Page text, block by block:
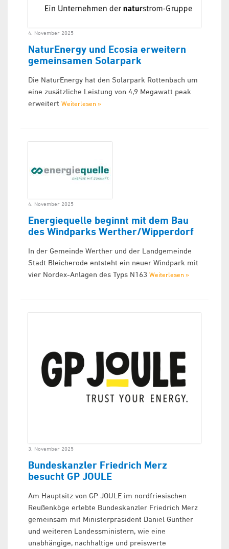
4. November 2025
NaturEnergy und Ecosia erweitern
gemeinsamen Solarpark
Die NaturEnergy hat den Solarpark Rottenbach um
eine zusätzliche Leistung von 4,9 Megawatt peak
erweitert Weiterlesen »
4. November 2025
Energiequelle beginnt mit dem Bau
des Windparks Werther/Wipperdorf
In der Gemeinde Werther und der Landgemeinde
Stadt Bleicherode entsteht ein neuer Windpark mit
vier Nordex-Anlagen des Typs N163 Weiterlesen »
3. November 2025
Bundeskanzler Friedrich Merz
besucht GP JOULE
Am Hauptsitz von GP JOULE im nordfriesischen
Reußenköge erlebte Bundeskanzler Friedrich Merz
gemeinsam mit Ministerpräsident Daniel Günther
und weiteren Landessministern, wie eine
unabhängige, nachhaltige und preiswerte